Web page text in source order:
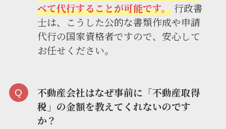
べて代行することが可能です。 行政書
士は、こうした公的な書類作成や申請
代行の国家資格者ですので、安心して
お任せください。
不動産会社はなぜ事前に「不動産取得
税」の金額を教えてくれないのです
か？